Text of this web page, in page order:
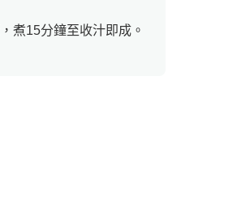
煮15分鐘至收汁即成。